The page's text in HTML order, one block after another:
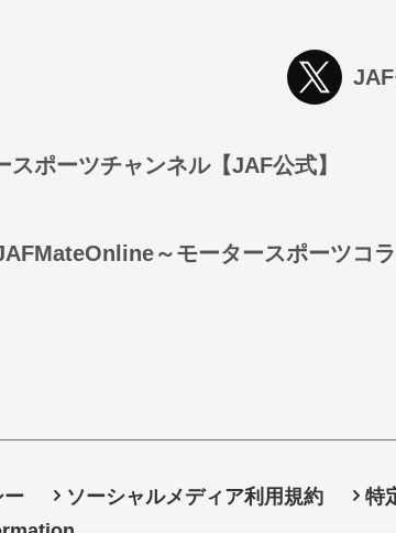
スポーツチャンネル【JAF公式】
～モータースポーツコ
ー ソーシャルメディア利用規約
特